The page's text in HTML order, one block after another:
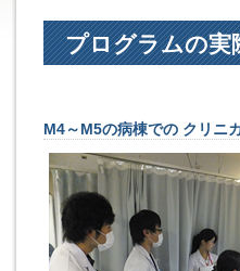
プログラムの実
M4～M5の病棟での クリニ